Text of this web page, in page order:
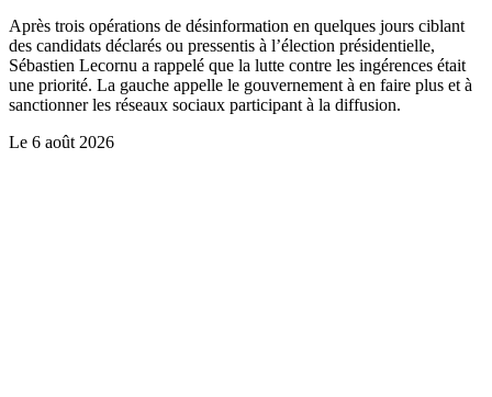
Après trois opérations de désinformation en quelques jours ciblant
des candidats déclarés ou pressentis à l’élection présidentielle,
Sébastien Lecornu a rappelé que la lutte contre les ingérences était
une priorité. La gauche appelle le gouvernement à en faire plus et à
sanctionner les réseaux sociaux participant à la diffusion.
Le 6 août 2026